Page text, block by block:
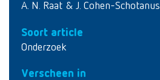
A. N. Raat & J. Cohen-Schotanus
Soort article
Onderzoek
Verscheen in